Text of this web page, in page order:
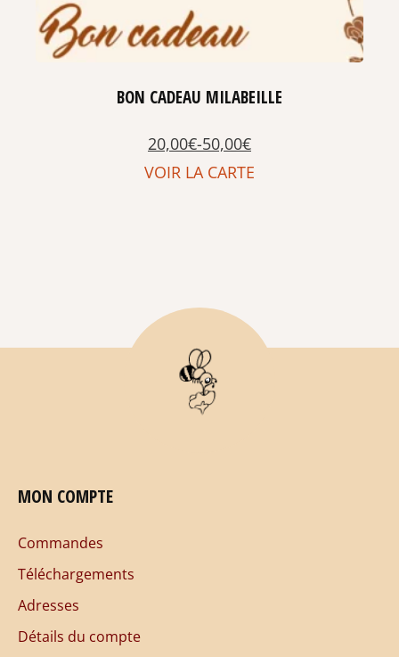
BON CADEAU MILABEILLE
20,00€-50,00€
VOIR LA CARTE
MON COMPTE
Commandes
Téléchargements
Adresses
Détails du compte